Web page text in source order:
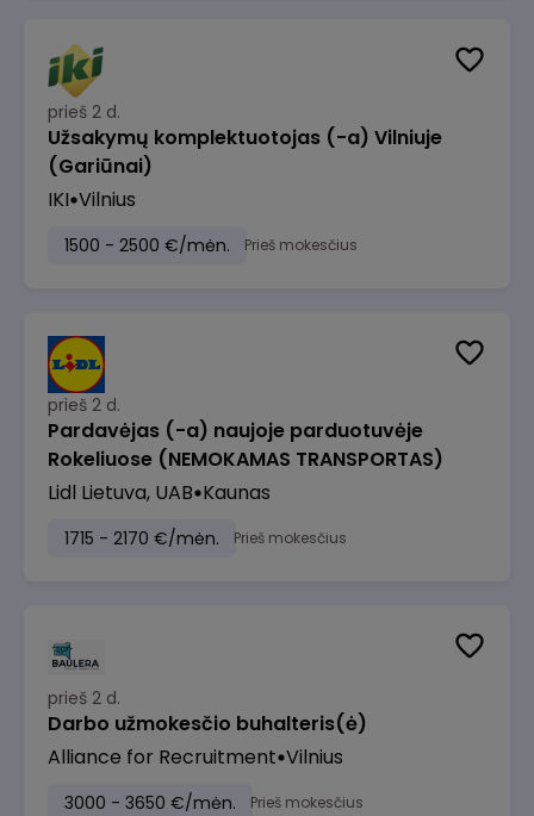
prieš 2 d.
Užsakymų komplektuotojas (-a) Vilniuje
(Gariūnai)
IKI Vilnius
1500 - 2500 €/mėn. Prieš mokesčius
prieš 2 d.
Pardavėjas (-a) naujoje parduotuvėje
Rokeliuose (NEMOKAMAS TRANSPORTAS)
Lidl Lietuva, UAB Kaunas
1715 - 2170 €/mėn. Prieš mokesčius
prieš 2 d.
Darbo užmokesčio buhalteris(ė)
Alliance for Recruitment Vilnius
3000 - 3650 €/mėn. Prieš mokesčius